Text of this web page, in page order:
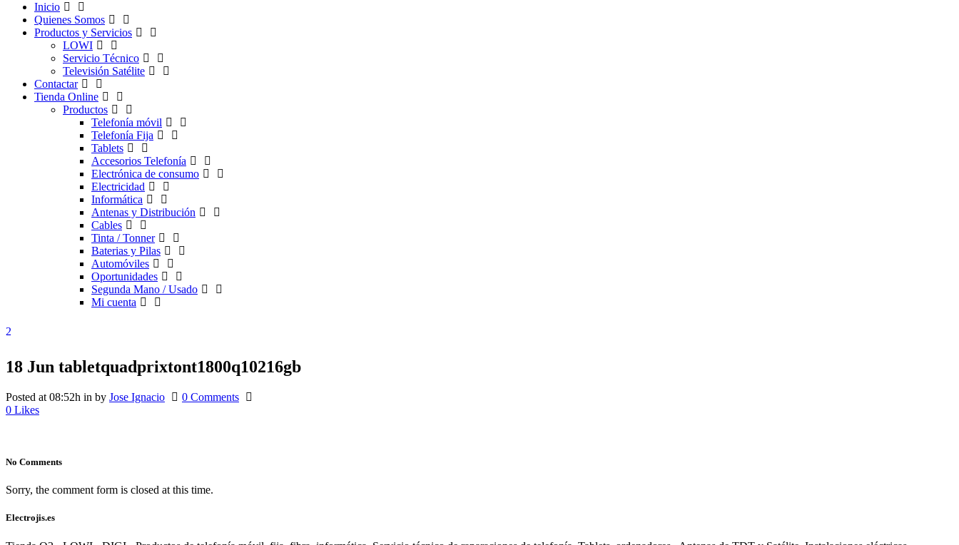
Inicio
Quienes Somos
Productos y Servicios
LOWI
Servicio Técnico
Televisión Satélite
Contactar
Tienda Online
Productos
Telefonía móvil
Telefonía Fija
Tablets
Accesorios Telefonía
Electrónica de consumo
Electricidad
Informática
Antenas y Distribución
Cables
Tinta / Tonner
Baterias y Pilas
Automóviles
Oportunidades
Segunda Mano / Usado
Mi cuenta
18 Jun tabletquadprixtont1800q10216gb
Posted at 08:52h in by Jose Ignacio
0 Comments
0 Likes
No Comments
Sorry, the comment form is closed at this time.
Electrojis.es